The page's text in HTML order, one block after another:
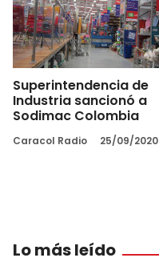
Superintendencia de
Industria sancionó a
Sodimac Colombia
Caracol Radio 25/09/2020
Lo más leído